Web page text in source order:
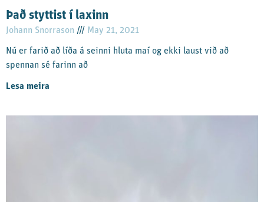
Það styttist í laxinn
Johann Snorrason May 21, 2021
Nú er farið að líða á seinni hluta maí og ekki laust við að
spennan sé farinn að
Lesa meira